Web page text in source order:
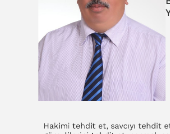
Hakimi tehdit et, savcıyı tehdit